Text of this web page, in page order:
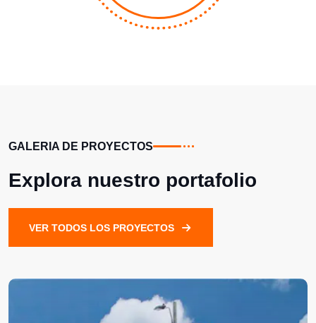
GALERIA DE PROYECTOS
Explora nuestro portafolio
VER TODOS LOS PROYECTOS